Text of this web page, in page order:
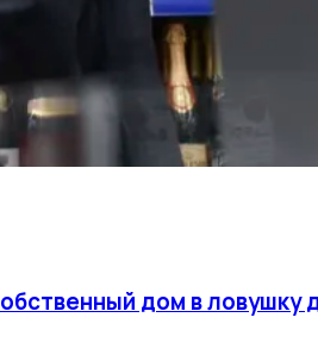
дом в